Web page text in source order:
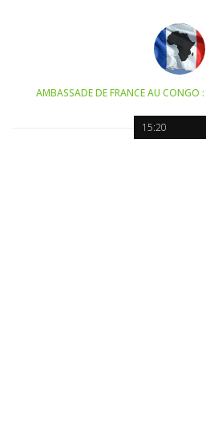
15:20
AMBASSADE DE FRANCE AU CONGO :